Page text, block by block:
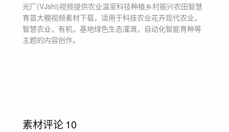
光厂(VJshi)视频提供农业温室科技种植乡村振兴农田智慧
育苗大棚视频素材下载，适用于科技农业花卉现代农业，
智慧农业，有机，基地绿色生态灌溉，自动化智能育种等
主题的内容创作。
素材评论 10